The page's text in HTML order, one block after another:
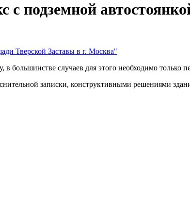
подземной
случаев для этого необходимо только
записки, конструктивными решениями